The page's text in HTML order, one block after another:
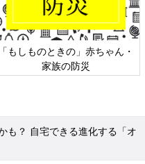
「もしものときの」赤ちゃん・
家族の防災
も？ 自宅できる進化する「オ